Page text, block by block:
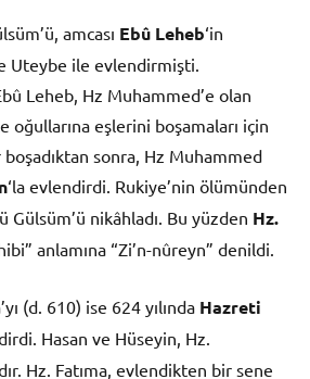
amcası Ebû Leheb‘in
Uteybe ile evlendirmişti.
Leheb, Hz Muhammed’e olan
oğullarına eşlerini boşamaları için
sonra, Hz Muhammed
‘la evlendirdi. Rukiye’nin ölümünden
Gülsüm’ü nikâhladı. Bu yüzden Hz.
anlamına “Zi’n-nûreyn” denildi.
(d. 610) ise 624 yılında Hazreti
Hasan ve Hüseyin, Hz.
Hz. Fatıma, evlendikten bir sene